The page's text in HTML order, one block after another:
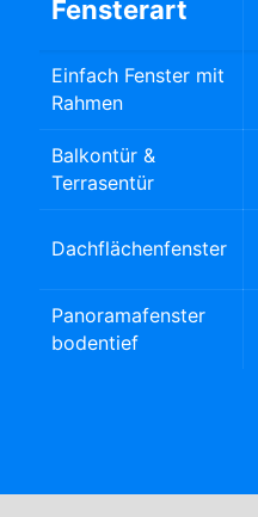
Fensterart
Einfach Fenster mit
Rahmen
Balkontür &
Terrasentür
Dachflächenfenster
Panoramafenster
bodentief